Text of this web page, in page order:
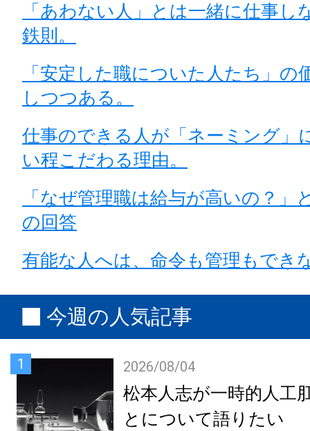
「あわない人」とは一緒に仕事し
鉄則。
「安定した職についた人たち」の
しつつある。
仕事のできる人が「ネーミング」
い程こだわる理由。
「なぜ管理職は給与が高いの？」
の回答
有能な人へは、命令も管理もでき
今週の人気記事
1 2026/08/04
松本人志が一時的人工
とについて語りたい